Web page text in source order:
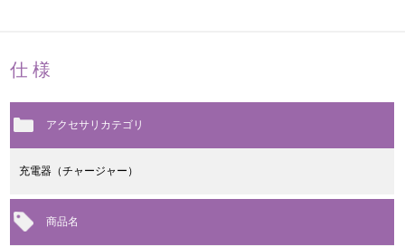
仕様
アクセサリカテゴリ
充電器（チャージャー）
商品名